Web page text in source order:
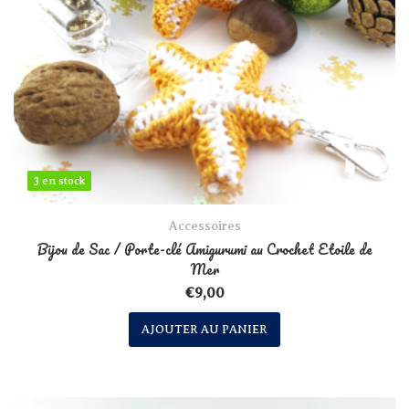
3 en stock
3 en stock
Accessoires
Bijou de Sac / Porte-clé Amigurumi au Crochet Etoile de
Mer
€9,00
AJOUTER AU PANIER